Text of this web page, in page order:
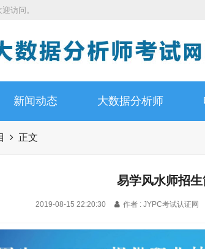
迎访问。
新闻动态 大数据分析师
正文
易学风水师招
2019-08-15 22:20:30 作者 : JYPC考试认证网